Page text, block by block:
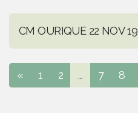
CM OURIQUE 22 NOV 19
« 1 2 ... 7 8